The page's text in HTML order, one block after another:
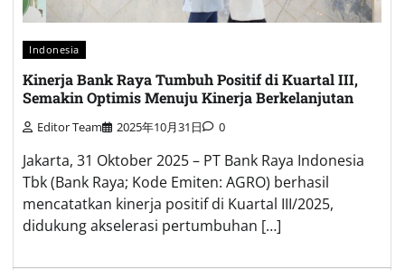
Indonesia
Kinerja Bank Raya Tumbuh Positif di Kuartal III,
Semakin Optimis Menuju Kinerja Berkelanjutan
Editor Team 2025年10月31日 0
Jakarta, 31 Oktober 2025 – PT Bank Raya Indonesia
Tbk (Bank Raya; Kode Emiten: AGRO) berhasil
mencatatkan kinerja positif di Kuartal III/2025,
didukung akselerasi pertumbuhan […]